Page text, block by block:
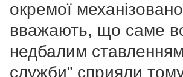
окремої
вважають, що саме
недбалим ставленням
служби” сприяли